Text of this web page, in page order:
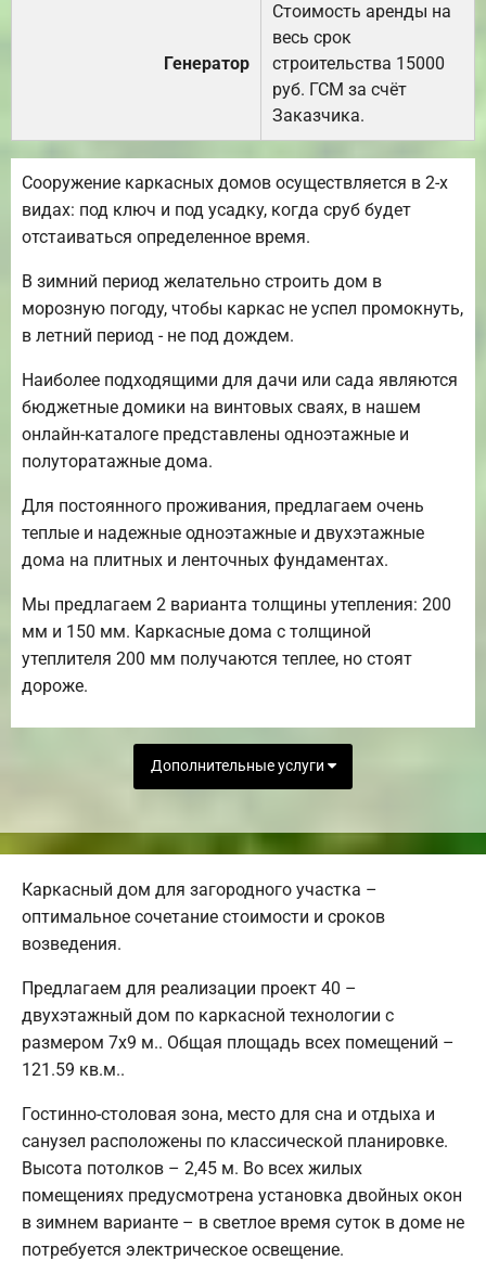
Генератор
Стоимость аренды на
весь срок
строительства 15000
руб. ГСМ за счёт
Заказчика.
Сооружение каркасных домов осуществляется в 2-х
видах: под ключ и под усадку, когда сруб будет
отстаиваться определенное время.
В зимний период желательно строить дом в
морозную погоду, чтобы каркас не успел промокнуть,
в летний период - не под дождем.
Наиболее подходящими для дачи или сада являются
бюджетные домики на винтовых сваях, в нашем
онлайн-каталоге представлены одноэтажные и
полуторатажные дома.
Для постоянного проживания, предлагаем очень
теплые и надежные одноэтажные и двухэтажные
дома на плитных и ленточных фундаментах.
Мы предлагаем 2 варианта толщины утепления: 200
мм и 150 мм. Каркасные дома с толщиной
утеплителя 200 мм получаются теплее, но стоят
дороже.
Дополнительные услуги
Каркасный дом для загородного участка –
оптимальное сочетание стоимости и сроков
возведения.
Предлагаем для реализации проект 40 –
двухэтажный дом по каркасной технологии с
размером 7х9 м.. Общая площадь всех помещений –
121.59 кв.м..
Гостинно-столовая зона, место для сна и отдыха и
санузел расположены по классической планировке.
Высота потолков – 2,45 м. Во всех жилых
помещениях предусмотрена установка двойных окон
в зимнем варианте – в светлое время суток в доме не
потребуется электрическое освещение.